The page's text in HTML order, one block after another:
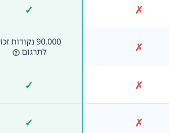
✗
✓
✗
90,000 נקודות
לתרגום
✗
✓
✗
✓